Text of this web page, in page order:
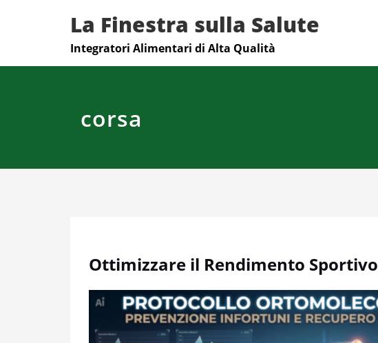
La Finestra sulla Salute
Integratori Alimentari di Alta Qualità
corsa
Ottimizzare il Rendimento Sportivo